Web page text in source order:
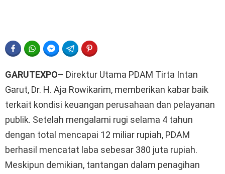
FACEBOOKWHATSAPPFACEBOOK MESSENGER
TELEGRAM
GARUTEXPO– Direktur Utama PDAM Tirta Intan
Garut, Dr. H. Aja Rowikarim, memberikan kabar baik
terkait kondisi keuangan perusahaan dan pelayanan
publik. Setelah mengalami rugi selama 4 tahun
dengan total mencapai 12 miliar rupiah, PDAM
berhasil mencatat laba sebesar 380 juta rupiah.
Meskipun demikian, tantangan dalam penagihan